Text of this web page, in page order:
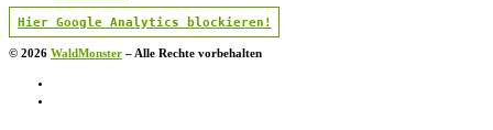
Hier Google Analytics blockieren!
© 2026 WaldMonster – Alle Rechte vorbehalten